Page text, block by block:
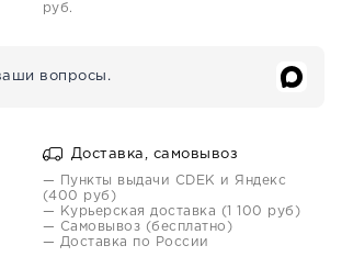
руб.
вопросы.
Доставка, самовывоз
— Пункты выдачи CDEK и Яндекс
(400 руб)
— Курьерская доставка (1 100 руб)
— Самовывоз (бесплатно)
— Доставка по России